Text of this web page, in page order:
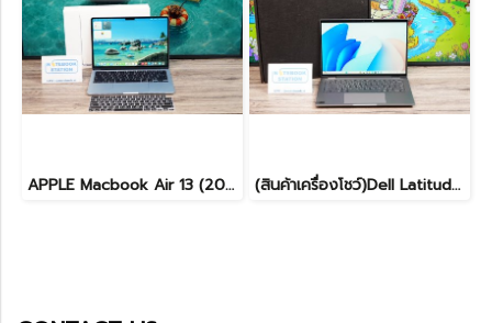
APPLE Macbook Air 13 (2025) M4 Ram16 SSD256 จอ13.6 นิ้ว ระดับ2k เครื่องสวย Cycle count 10 ครั้ง อุปกรณ์แท้ครบกล่องมีประกันศูนย์ ขายเพียง 32,990.-เท่านั้น (สินค้าเครื่องโชว์)Dell Latitude 7450 2-in-1 ทัชกรีนหมุนจอได้ Ultra7-155U RAM16 SSD512GB จอ14 FHD+ สเปคสูง ทำงานเก่ง มีไฟใต้คีย์บอร์ด เครื่องสวยบางเบา ประกันศูนย์2029 ลดราคาพิเศษจากปกติ 38,990 .- ลดเหลือ 36,990.-